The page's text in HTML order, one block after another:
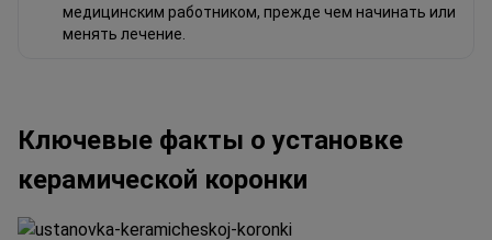
медицинским работником, прежде чем начинать или
менять лечение.
Ключевые факты о установке
керамической коронки